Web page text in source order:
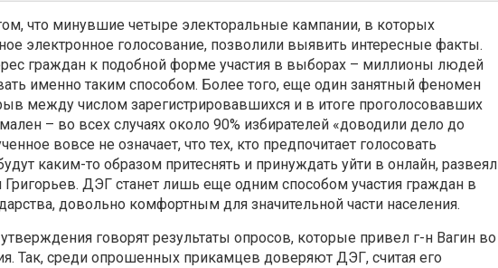
что минувшие четыре электоральные кампании, в которых
электронное голосование, позволили выявить интересные факты.
граждан к подобной форме участия в выборах – миллионы людей
именно таким способом. Более того, еще один занятный феномен
между числом зарегистрировавшихся и в итоге проголосовавших
– во всех случаях около 90% избирателей «доводили дело до
вовсе не означает, что тех, кто предпочитает голосовать
каким-то образом притеснять и принуждать уйти в онлайн, развеял
ДЭГ станет лишь еще одним способом участия граждан в
довольно комфортным для значительной части населения.
говорят результаты опросов, которые привел г-н Вагин во
Так, среди опрошенных прикамцев доверяют ДЭГ, считая его